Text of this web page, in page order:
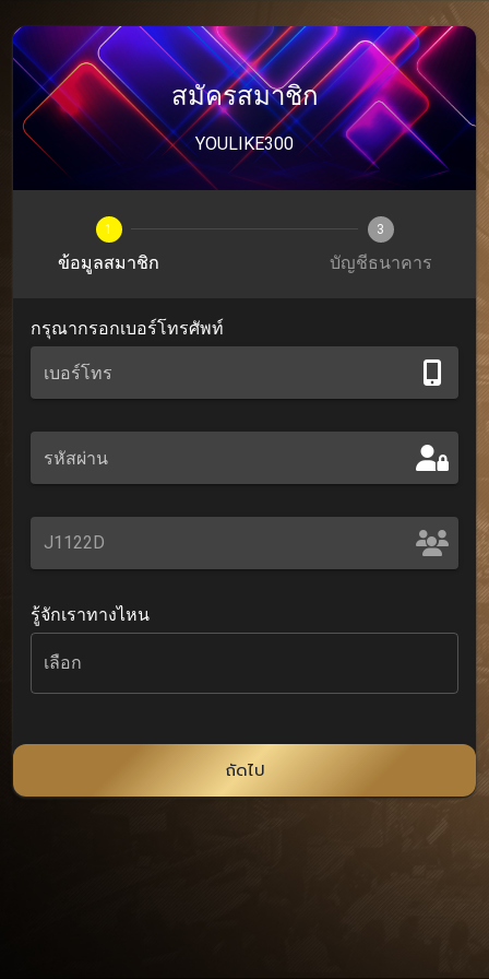
สมัครสมาชิก
YOULIKE300
1
ข้อมูลสมาชิก
3
บัญชีธนาคาร
กรุณากรอกเบอร์โทรศัพท์
เบอร์โทร
รหัสผ่าน
รู้จักเราทางไหน
เลือก
ถัดไป